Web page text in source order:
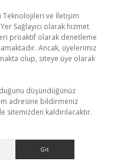
Teknolojileri ve İletişim
Sağlayıcı olarak hizmet
proaktif olarak denetleme
Ancak, üyelerimiz
olup, siteye üye olarak
düşündüğünüz
adresine bildirmeniz
kaldırılacaktır.